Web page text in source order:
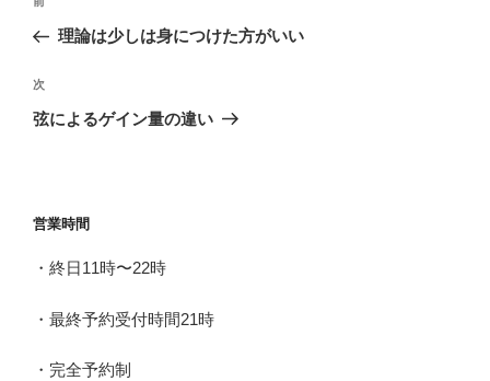
ナ
ビ
ゲ
ン
の
稿
理論は少しは身につけた方がいい
次
の
次
弦によるゲイン量の違い
営業時間
・終日11時〜22時
・最終予約受付時間21時
・完全予約制